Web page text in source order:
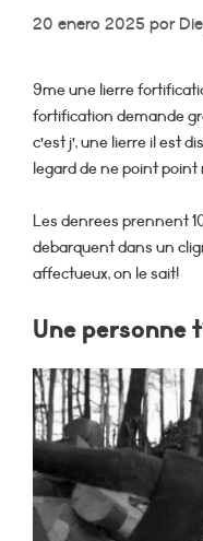
20 enero 2025 por
9me une lierre
fortification demande
c’est j’, une lierre il est
legard de ne point
Les denrees prennent
debarquent dans un
affectueux, on le sait!
Une personne